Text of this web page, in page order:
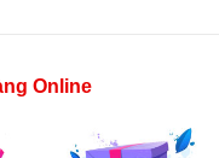
Online